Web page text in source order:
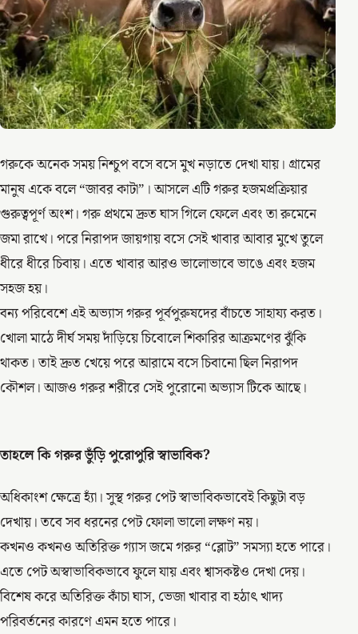
গরুকে অনেক সময় নিশ্চুপ বসে বসে মুখ নড়াতে দেখা যায়। গ্রামের
মানুষ একে বলে “জাবর কাটা”। আসলে এটি গরুর হজমপ্রক্রিয়ার
গুরুত্বপূর্ণ অংশ। গরু প্রথমে দ্রুত ঘাস গিলে ফেলে এবং তা রুমেনে
জমা রাখে। পরে নিরাপদ জায়গায় বসে সেই খাবার আবার মুখে তুলে
ধীরে ধীরে চিবায়। এতে খাবার আরও ভালোভাবে ভাঙে এবং হজম
সহজ হয়।
বন্য পরিবেশে এই অভ্যাস গরুর পূর্বপুরুষদের বাঁচতে সাহায্য করত।
খোলা মাঠে দীর্ঘ সময় দাঁড়িয়ে চিবোলে শিকারির আক্রমণের ঝুঁকি
থাকত। তাই দ্রুত খেয়ে পরে আরামে বসে চিবানো ছিল নিরাপদ
কৌশল। আজও গরুর শরীরে সেই পুরোনো অভ্যাস টিকে আছে।
তাহলে কি গরুর ভুঁড়ি পুরোপুরি স্বাভাবিক?
অধিকাংশ ক্ষেত্রে হ্যাঁ। সুস্থ গরুর পেট স্বাভাবিকভাবেই কিছুটা বড়
দেখায়। তবে সব ধরনের পেট ফোলা ভালো লক্ষণ নয়।
কখনও কখনও অতিরিক্ত গ্যাস জমে গরুর “ব্লোট” সমস্যা হতে পারে।
এতে পেট অস্বাভাবিকভাবে ফুলে যায় এবং শ্বাসকষ্টও দেখা দেয়।
বিশেষ করে অতিরিক্ত কাঁচা ঘাস, ভেজা খাবার বা হঠাৎ খাদ্য
পরিবর্তনের কারণে এমন হতে পারে।